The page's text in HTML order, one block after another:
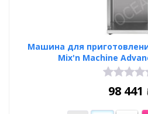
Машина для
Mix'n Machine
98 441